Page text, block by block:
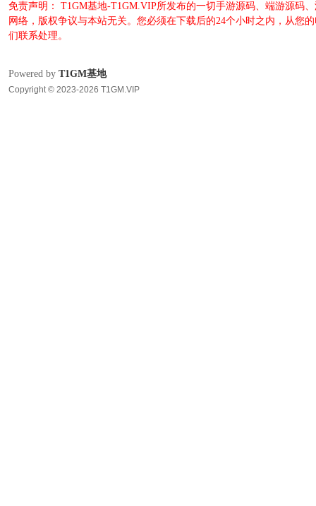
免责声明： T1GM基地-T1GM.VIP所发布的一切手游源码、端游源码
网络，版权争议与本站无关。您必须在下载后的24个小时之内，从您
们联系处理。
Powered by T1GM基地
Copyright © 2023-2026 T1GM.VIP